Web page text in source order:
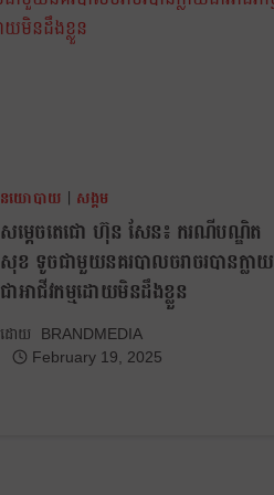
នយោបាយ | សង្គម
សម្ដេចតេជោ ហ៊ុន សែន៖ ករណីបណ្ឌិត
សុខ ទូចជាមួយនគរបាលចរាចរបានក្លាយ
ជាអាជីវកម្មដោយមិនដឹងខ្លួន
BRANDMEDIA
February 19, 2025